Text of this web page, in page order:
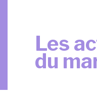
Les
du